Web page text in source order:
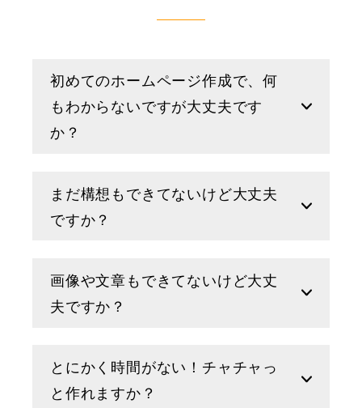
初めてのホームページ作成で、何
もわからないですが大丈夫です
か？
まだ構想もできてないけど大丈夫
ですか？
画像や文章もできてないけど大丈
夫ですか？
とにかく時間がない！チャチャっ
と作れますか？